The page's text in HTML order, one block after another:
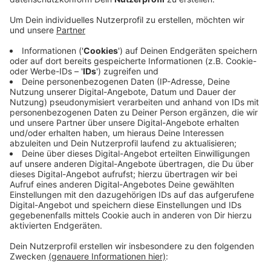
Anzeige
Sie hat die Spurensicherung beendet. Jetzt
untersuchen Experten des Landeskriminalamts die
Abschussrohre im Labor. Am Freitagabend (18.07.)
hatten Querschläger - also Feuerwerksraketen, die in
Bodennähe explodierten - insgesamt 19 Menschen
verletzt. Darunter auch ein vierjähriges Kind. Der
Veranstalter der Düsseldorfer Rheinkirmes will das
Feuerwerk in Zukunft überdenken.
Anzeige